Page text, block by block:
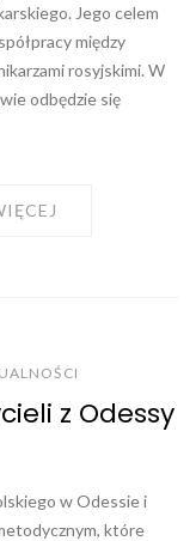
Jego celem
między
rosyjskimi. W
odbędzie się
z Odessy
w Odessie i
które